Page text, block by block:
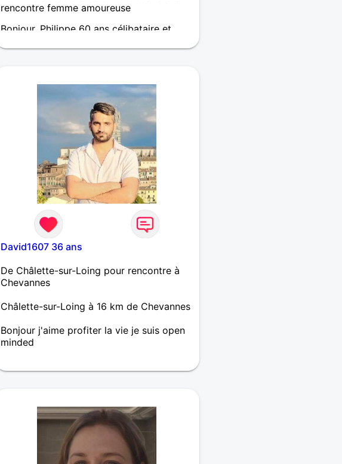
rencontre femme amoureuse
Bonjour, Philippe 60 ans célibataire et
David1607 36 ans
De Châlette-sur-Loing pour rencontre à
Chevannes
Châlette-sur-Loing à 16 km de Chevannes
Bonjour j'aime profiter la vie je suis open
minded